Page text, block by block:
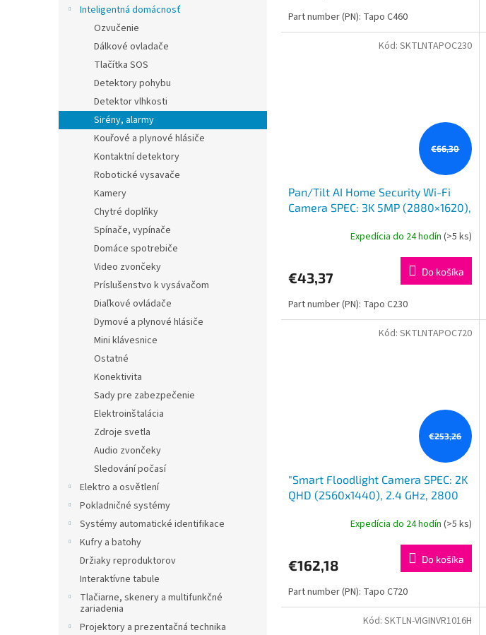
Inteligentná domácnosť
Ozvučenie
Dálkové ovladače
Tlačítka SOS
Detektory pohybu
Detektor vlhkosti
Sirény, alarmy
Kouřové a plynové hlásiče
Kontaktní detektory
Robotické vysavače
Kamery
Chytré doplňky
Spínače, vypínače
Domáce spotrebiče
Video zvončeky
Príslušenstvo k vysávačom
Diaľkové ovládače
Dymové a plynové hlásiče
Mini klávesnice
Ostatné
Konektivita
Sady pre zabezpečenie
Elektroinštalácia
Zdroje svetla
Audio zvončeky
Sledování počasí
Elektro a osvětlení
Pokladničné systémy
Systémy automatické identifikace
Kufry a batohy
Držiaky reproduktorov
Interaktívne tabule
Tlačiarne, skenery a multifunkčné
zariadenia
Projektory a prezentačná technika
Part number (PN): Tapo C460
€66,30
Pan/Tilt AI Home Security Wi-Fi
Camera SPEC: 3K 5MP (2880×1620),
Pan/Tilt, Smart AI DExpedícia do 24 hodín (>5 ks)
€43,37 Do košíka
Part number (PN): Tapo C230
Kód: SKTLNTAPOC230
€253,26
"Smart Floodlight Camera SPEC: 2K
QHD (2560x1440), 2.4 GHz, 2800
Temperature), 270° Passive Infrared
Expedícia do 24 hodín (>5 ks)
€162,18 Do košíka
Part number (PN): Tapo C720
Kód: SKTLNTAPOC720
Kód: SKTLN-VIGINVR1016H